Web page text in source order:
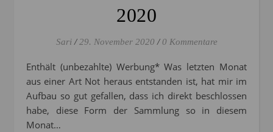
2020
Sari / 29. November 2020 / 0 Kommentare
Enthält (unbezahlte) Werbung* Was letzten Monat
aus einer Art Not heraus entstanden ist, hat mir im
Aufbau so gut gefallen, dass ich direkt beschlossen
habe, diese Form der Sammlung so in diesem
Monat…